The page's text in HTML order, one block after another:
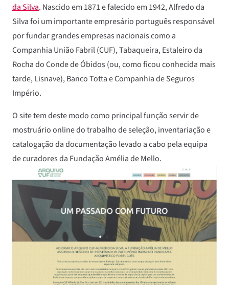
da Silva. Nascido em 1871 e falecido em 1942, Alfredo da
Silva foi um importante empresário português responsável
por fundar grandes empresas nacionais como a
Companhia União Fabril (CUF), Tabaqueira, Estaleiro da
Rocha do Conde de Óbidos (ou, como ficou conhecida mais
tarde, Lisnave), Banco Totta e Companhia de Seguros
Império.
O site tem deste modo como principal função servir de
mostruário online do trabalho de seleção, inventariação e
catalogação da documentação levado a cabo pela equipa
de curadores da Fundação Amélia de Mello.